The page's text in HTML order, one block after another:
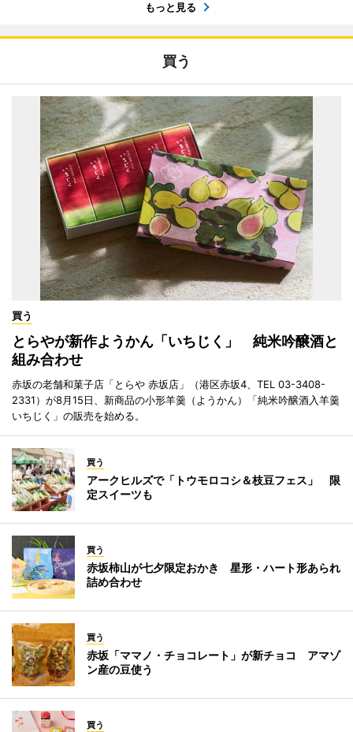
もっと見る
買う
買う
とらやが新作ようかん「いちじく」 純米吟醸酒と
組み合わせ
赤坂の老舗和菓子店「とらや 赤坂店」（港区赤坂4、TEL 03-3408-
2331）が8月15日、新商品の小形羊羹（ようかん）「純米吟醸酒入羊羹
いちじく」の販売を始める。
買う
アークヒルズで「トウモロコシ＆枝豆フェス」 限
定スイーツも
買う
赤坂柿山が七夕限定おかき 星形・ハート形あられ
詰め合わせ
買う
赤坂「ママノ・チョコレート」が新チョコ アマゾ
ン産の豆使う
買う